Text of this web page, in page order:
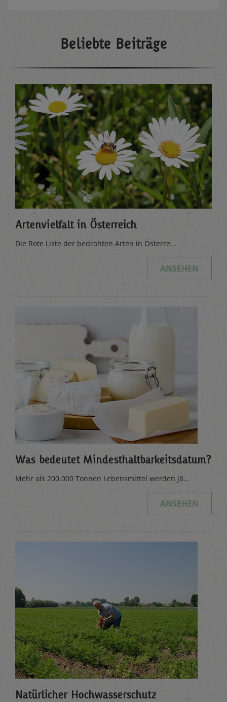
Beliebte Beiträge
Artenvielfalt in Österreich
Die Rote Liste der bedrohten Arten in Österre...
ANSEHEN
Was bedeutet Mindesthaltbarkeitsdatum?
Mehr als 200.000 Tonnen Lebensmittel werden jä...
ANSEHEN
Natürlicher Hochwasserschutz